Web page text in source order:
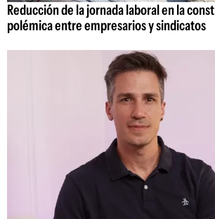
Reducción de la jornada laboral en la
polémica entre empresarios y sindicatos